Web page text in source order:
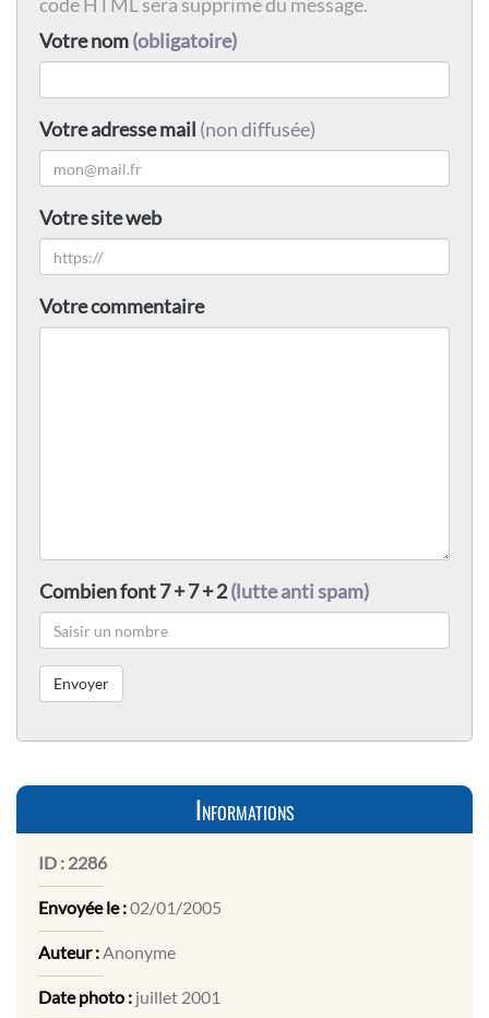
Votre nom(obligatoire)
Votre adresse mail (non diffusée)
Votre site web
Votre commentaire
Combien font 7 + 7 + 2(lutte anti spam)
Informations
ID : 2286
Envoyée le :02/01/2005
Auteur :Anonyme
Date photo : juillet 2001